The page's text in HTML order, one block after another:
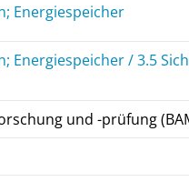
Energiespeicher
Energiespeicher / 3.5
und -prüfung